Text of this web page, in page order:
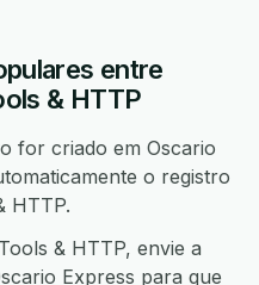
entre
& HTTP
for criado em Oscario
o registro
HTTP.
& HTTP, envie a
Express para que